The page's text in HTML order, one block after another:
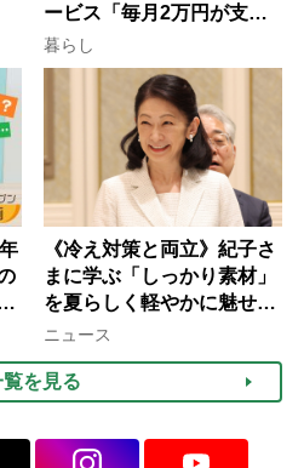
ービス「毎月2万円が支給
される」ケースも【FP解
説】
暮らし
《冷え対策と両立》紀子さ
まに学ぶ「しっかり素材」
を夏らしく軽やかに魅せる
3つの着こなし法則
ニュース
覧を見る